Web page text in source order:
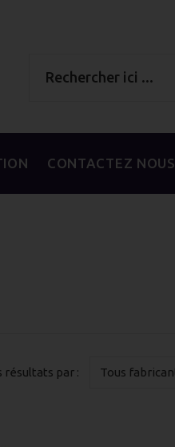
CONTACTEZ NOUS
résultats par :